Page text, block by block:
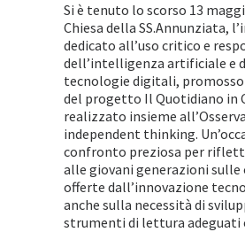
Si è tenuto lo scorso 13
Chiesa della SS.Annunziata,
dedicato all’uso critico e
dell’intelligenza artificiale e
tecnologie digitali,
del progetto Il Quotidiano in
realizzato insieme
independent thinking.
confronto preziosa per
alle giovani generazioni
offerte dall’innovazione
anche sulla necessità di
strumenti di lettura adeguati